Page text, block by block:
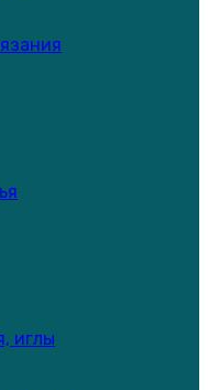
иглы